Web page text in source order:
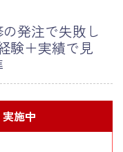
発注で失敗し
験＋実績で見
施中